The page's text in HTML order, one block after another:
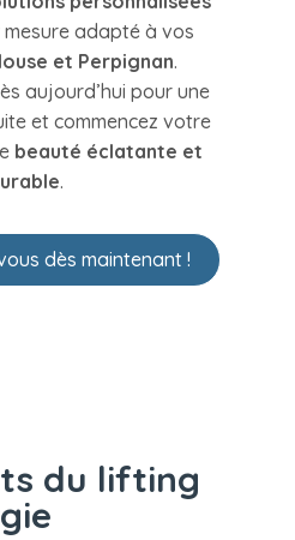
adapté à vos
et Perpignan.
aujourd’hui pour une
et commencez votre
beauté éclatante et
.
dès maintenant !
du lifting